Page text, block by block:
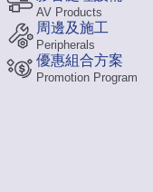
AV Products
周邊及施工
Peripherals
優惠組合方案
Promotion Program